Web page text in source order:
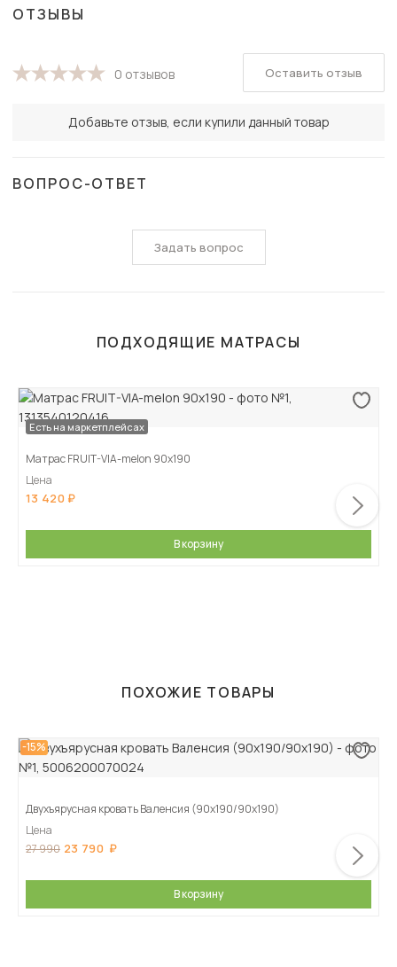
ОТЗЫВЫ
0 отзывов
Добавьте отзыв, если купили данный товар
Оставить отзыв
ВОПРОС-ОТВЕТ
Задать вопрос
ПОДХОДЯЩИЕ МАТРАСЫ
Есть на маркетплейсах
Матрас FRUIT-VIA-melon 90х190
Цена
13 420
В корзину
ПОХОЖИЕ ТОВАРЫ
-15%
Двухъярусная кровать Валенсия (90х190/90х190)
Цена
27 990 23 790
В корзину